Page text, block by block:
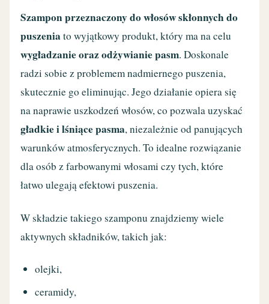
Szampon przeznaczony do włosów skłonnych do
puszenia to wyjątkowy produkt, który ma na celu
wygładzanie oraz odżywianie pasm. Doskonale
radzi sobie z problemem nadmiernego puszenia,
skutecznie go eliminując. Jego działanie opiera się
na naprawie uszkodzeń włosów, co pozwala uzyskać
gładkie i lśniące pasma, niezależnie od panujących
warunków atmosferycznych. To idealne rozwiązanie
dla osób z farbowanymi włosami czy tych, które
łatwo ulegają efektowi puszenia.
W składzie takiego szamponu znajdziemy wiele
aktywnych składników, takich jak:
olejki,
ceramidy,